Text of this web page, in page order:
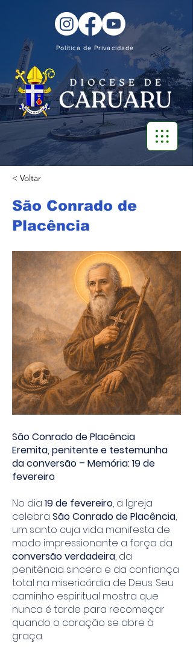
Política de Privacidade
< Voltar
São Conrado de
Placência
São Conrado de Placência
Eremita, penitente e testemunha
da conversão – Memória: 19 de
fevereiro
No dia 19 de fevereiro, a Igreja
celebra São Conrado de Placência,
um santo cuja vida manifesta de
modo impressionante a força da
conversão verdadeira, da
penitência sincera e da confiança
total na misericórdia de Deus. Seu
caminho espiritual mostra que
nunca é tarde para recomeçar
quando o coração se abre à
graça.